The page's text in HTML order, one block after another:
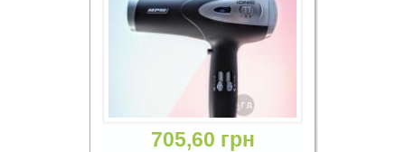
705,60 грн